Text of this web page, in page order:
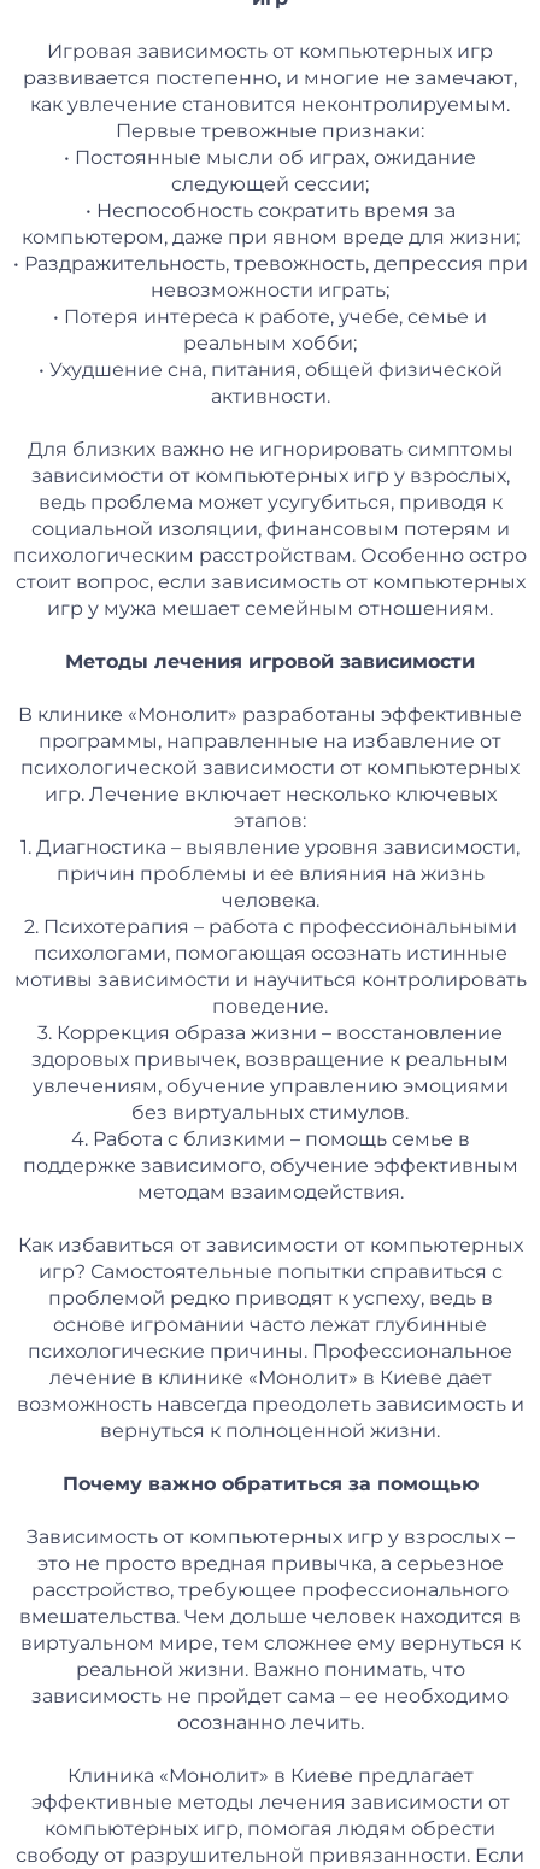
Игровая зависимость от компьютерных игр
развивается постепенно, и многие не замечают,
как увлечение становится неконтролируемым.
Первые тревожные признаки:
• Постоянные мысли об играх, ожидание
следующей сессии;
• Неспособность сократить время за
компьютером, даже при явном вреде для жизни;
• Раздражительность, тревожность, депрессия при
невозможности играть;
• Потеря интереса к работе, учебе, семье и
реальным хобби;
• Ухудшение сна, питания, общей физической
активности.
Для близких важно не игнорировать симптомы
зависимости от компьютерных игр у взрослых,
ведь проблема может усугубиться, приводя к
социальной изоляции, финансовым потерям и
психологическим расстройствам. Особенно остро
стоит вопрос, если зависимость от компьютерных
игр у мужа мешает семейным отношениям.
Методы лечения игровой зависимости
В клинике «Монолит» разработаны эффективные
программы, направленные на избавление от
психологической зависимости от компьютерных
игр. Лечение включает несколько ключевых
этапов:
1. Диагностика – выявление уровня зависимости,
причин проблемы и ее влияния на жизнь
человека.
2. Психотерапия – работа с профессиональными
психологами, помогающая осознать истинные
мотивы зависимости и научиться контролировать
поведение.
3. Коррекция образа жизни – восстановление
здоровых привычек, возвращение к реальным
увлечениям, обучение управлению эмоциями
без виртуальных стимулов.
4. Работа с близкими – помощь семье в
поддержке зависимого, обучение эффективным
методам взаимодействия.
Как избавиться от зависимости от компьютерных
игр? Самостоятельные попытки справиться с
проблемой редко приводят к успеху, ведь в
основе игромании часто лежат глубинные
психологические причины. Профессиональное
лечение в клинике «Монолит» в Киеве дает
возможность навсегда преодолеть зависимость и
вернуться к полноценной жизни.
Почему важно обратиться за помощью
Зависимость от компьютерных игр у взрослых –
это не просто вредная привычка, а серьезное
расстройство, требующее профессионального
вмешательства. Чем дольше человек находится в
виртуальном мире, тем сложнее ему вернуться к
реальной жизни. Важно понимать, что
зависимость не пройдет сама – ее необходимо
осознанно лечить.
Клиника «Монолит» в Киеве предлагает
эффективные методы лечения зависимости от
компьютерных игр, помогая людям обрести
свободу от разрушительной привязанности. Если